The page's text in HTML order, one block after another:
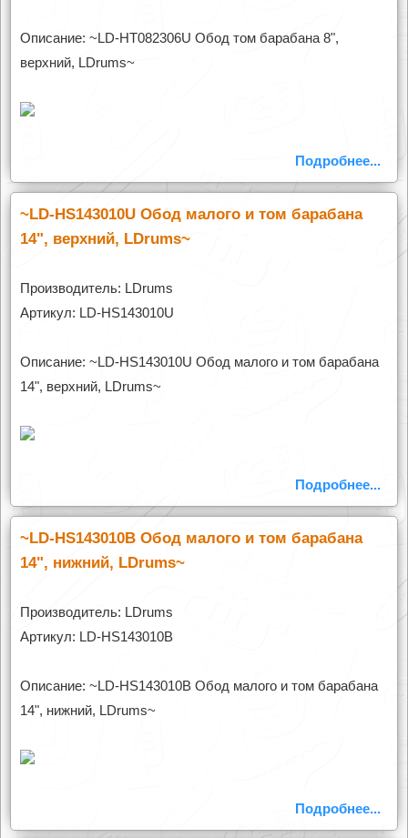
Описание: ~LD-HT082306U Обод том барабана 8",
верхний, LDrums~
Подробнее...
~LD-HS143010U Обод малого и том барабана
14", верхний, LDrums~
Производитель: LDrums
Артикул: LD-HS143010U
Описание: ~LD-HS143010U Обод малого и том барабана
14", верхний, LDrums~
Подробнее...
~LD-HS143010B Обод малого и том барабана
14", нижний, LDrums~
Производитель: LDrums
Артикул: LD-HS143010B
Описание: ~LD-HS143010B Обод малого и том барабана
14", нижний, LDrums~
Подробнее...